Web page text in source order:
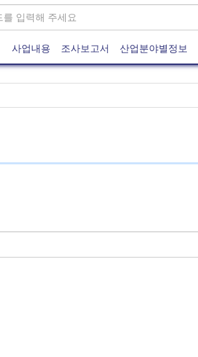
사업내용 조사보고서 산업분야별정보